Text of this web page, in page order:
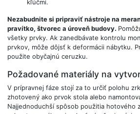
kľúčmi.
Nezabudnite si pripraviť nástroje na
pravítko, štvorec a úroveň budovy.
všetky prvky. Ak zanedbávate kontrolu
prvkov, môže dôjsť k deformácii nábytku.
použite obyčajnú ceruzku.
Požadované materiály na
V prípravnej fáze stojí za to určiť polohu
zhotovený ako prvok stola alebo
Najjednoduchší spôsob použitia hotového